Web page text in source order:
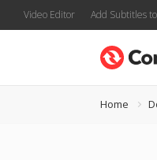
Video Editor Add Subtitles
Home